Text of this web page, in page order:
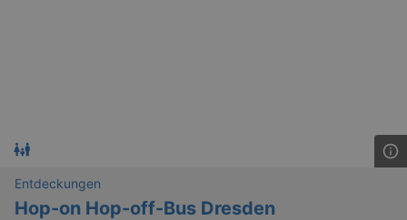
Entdeckungen
Hop-on Hop-off-Bus Dresden